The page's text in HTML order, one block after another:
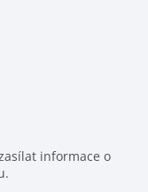
informace o